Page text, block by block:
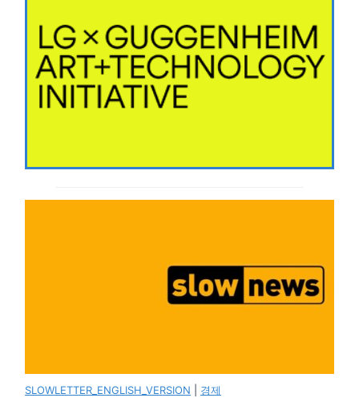
SLOWLETTER_ENGLISH_VERSION 경제